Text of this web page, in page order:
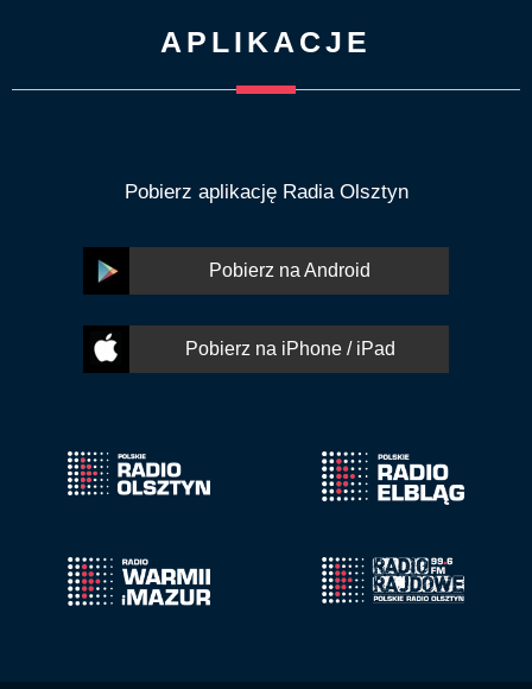
APLIKACJE
Pobierz aplikację Radia Olsztyn
Pobierz na Android
Pobierz na iPhone / iPad